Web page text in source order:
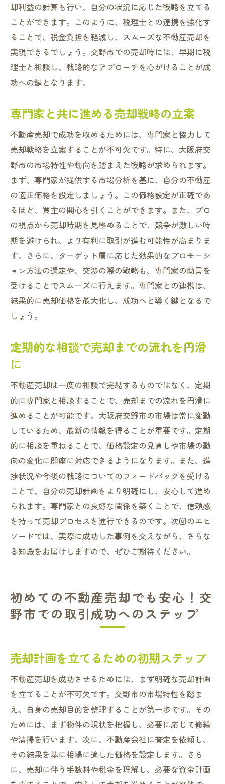
却利益の計算も行い、自分の状況に応じた戦略を立てる
ことができます。このように、税理士との連携を強化す
ることで、税金負担を軽減し、スムーズな不動産売却を
実現できるでしょう。交野市での売却時には、早期に税
理士と相談し、戦略的なアプローチを心がけることが成
功への鍵となります。
専門家と共に進める売却戦略の立案
不動産売却で成功を収めるためには、専門家と協力して
売却戦略を立案することが不可欠です。特に、大阪府交
野市の市場特性や動向を踏まえた戦略が求められます。
まず、専門家が提供する市場分析を基に、自分の不動産
の適正価格を設定しましょう。この価格設定が正確であ
るほど、買主の関心を引くことができます。また、プロ
の視点から売却時期を見極めることで、競争が激しい時
期を避けられ、より有利に取引が進む可能性が高まりま
す。さらに、ターゲット層に応じた効果的なプロモーシ
ョン方法の選定や、交渉の際の戦略も、専門家の助言を
受けることでスムーズに行えます。専門家との連携は、
結果的に売却価格を最大化し、成功へと導く鍵となるで
しょう。
定期的な相談で売却までの流れを円滑
に
不動産売却は一度の相談で完結するものではなく、定期
的に専門家と相談することで、売却までの流れを円滑に
進めることが可能です。大阪府交野市の市場は常に変動
しているため、最新の情報を得ることが重要です。定期
的に相談を重ねることで、価格設定の見直しや市場の動
向の変化に即座に対応できるようになります。また、進
捗状況や今後の戦略についてのフィードバックを受ける
ことで、自分の売却計画をより明確にし、安心して進め
られます。専門家との良好な関係を築くことで、信頼感
を持って売却プロセスを進行できるのです。次回のエピ
ソードでは、実際に成功した事例を交えながら、さらな
る知識をお届けしますので、ぜひご期待ください。
初めての不動産売却でも安心！交
野市での取引成功へのステップ
売却計画を立てるための初期ステップ
不動産売却を成功させるためには、まず明確な売却計画
を立てることが不可欠です。交野市の市場特性を踏ま
え、自身の売却目的を整理することが第一歩です。その
ためには、まず物件の現状を把握し、必要に応じて修繕
や清掃を行います。次に、不動産会社に査定を依頼し、
その結果を基に相場に適した価格を設定します。さら
に、売却に伴う手数料や税金を理解し、必要な資金計画